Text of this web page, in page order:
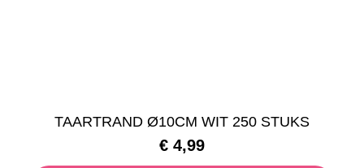
TAARTRAND Ø10CM WIT 250 STUKS
€ 4,99